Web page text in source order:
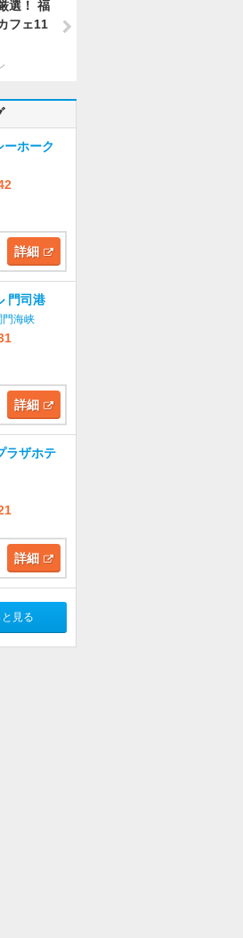
選！ 福
フェ11
ーホーク
詳細
門司港
門海峡
詳細
ラザホテ
詳細
見る